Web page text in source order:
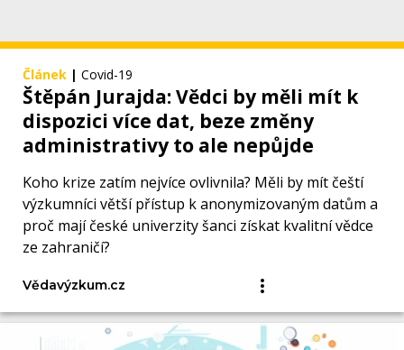
Článek | Covid-19
Štěpán Jurajda: Vědci by měli mít k
dispozici více dat, beze změny
administrativy to ale nepůjde
Koho krize zatím nejvíce ovlivnila? Měli by mít čeští
výzkumníci větší přístup k anonymizovaným datům a
proč mají české univerzity šanci získat kvalitní vědce
ze zahraničí?
Vědavýzkum.cz